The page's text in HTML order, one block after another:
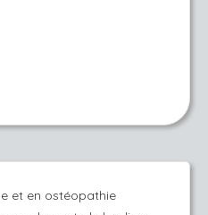
et en ostéopathie